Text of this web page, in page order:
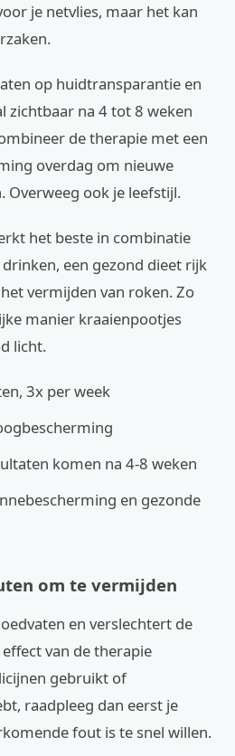
je netvlies, maar het kan
op huidtransparantie en
zichtbaar na 4 tot 8 weken
de therapie met een
overdag om nieuwe
Overweeg ook je leefstijl.
het beste in combinatie
een gezond dieet rijk
vermijden van roken. Zo
manier kraaienpootjes
licht.
3x per week
komen na 4-8 weken
en gezonde
om te vermijden
en verslechtert de
van de therapie
gebruikt of
raadpleeg dan eerst je
fout is te snel willen.